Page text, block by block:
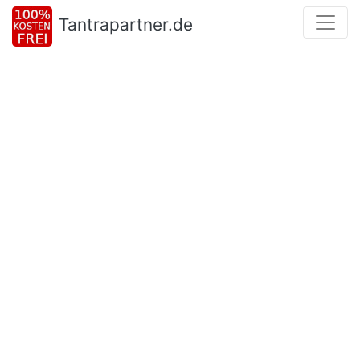
Tantrapartner.de